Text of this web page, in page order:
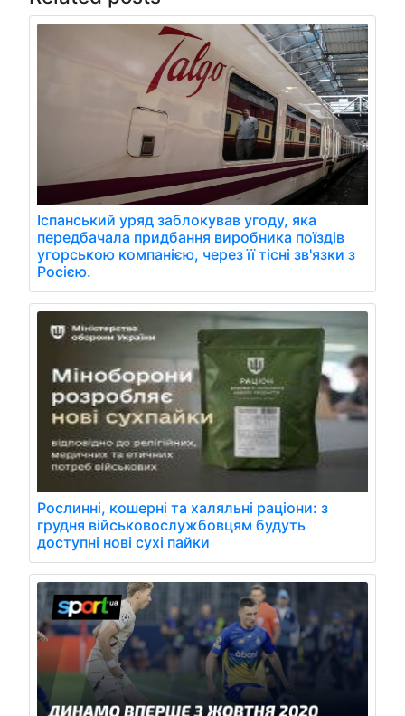
Іспанський уряд заблокував угоду, яка
передбачала придбання виробника поїздів
угорською компанією, через її тісні зв'язки з
Росією.
Рослинні, кошерні та халяльні раціони: з
грудня військовослужбовцям будуть
доступні нові сухі пайки